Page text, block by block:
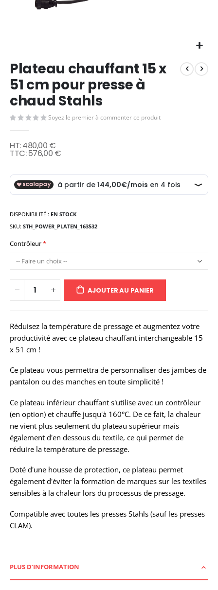
to
the
beginning
of
the
images
Plateau chauffant 15 x
51 cm pour presse à
chaud Stahls
Soyez le premier à commenter ce produit
576,00 €
480,00 €
DISPONIBILITÉ : EN STOCK
SKU STH_POWER_PLATEN_163532
Contrôleur
AJOUTER AU PANIER
Réduisez la température de pressage et augmentez votre
productivité avec ce plateau chauffant interchangeable 15
x 51 cm !
Ce plateau vous permettra de personnaliser des jambes de
pantalon ou des manches en toute simplicité !
Ce plateau inférieur chauffant s'utilise avec un contrôleur
(en option) et chauffe jusqu'à 160°C. De ce fait, la chaleur
ne vient plus seulement du plateau supérieur mais
également d'en dessous du textile, ce qui permet de
réduire la température de pressage.
Doté d'une housse de protection, ce plateau permet
également d'éviter la formation de marques sur les textiles
sensibles à la chaleur lors du processus de pressage.
Compatible avec toutes les presses Stahls (sauf les presses
CLAM).
PLUS D’INFORMATION